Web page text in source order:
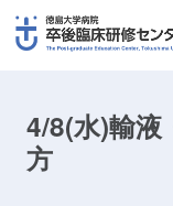
4/8(水)輸
方